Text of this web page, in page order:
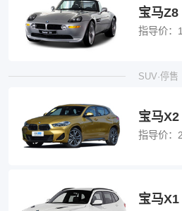
宝马Z8
指导价：
SUV·停售
宝马X2
指导价：
宝马X1